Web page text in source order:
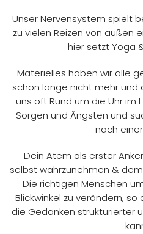
Unser Nervensystem spielt
zu vielen Reizen von außen
hier setzt Yoga
Materielles haben wir alle
schon lange nicht mehr
uns oft Rund um die Uhr
Sorgen und Ängsten und
nach
Dein Atem als erster
selbst wahrzunehmen &
Die richtigen Menschen
Blickwinkel zu verändern,
die Gedanken strukturierter